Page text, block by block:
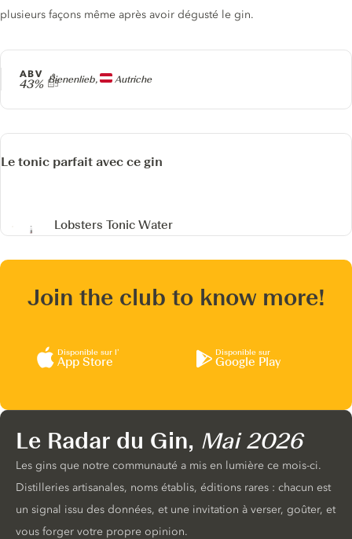
Producteur
Bienenlieb, Autriche
ABV
43%
plusieurs façons même après avoir dégusté le gin.
Le tonic parfait avec ce gin
Lobsters Tonic Water
Join the club to know more!
Disponible sur l’
App Store
Disponible sur
Google Play
Le Radar du Gin, Mai 2026
Les gins que notre communauté a mis en lumière ce mois-ci.
Distilleries artisanales, noms établis, éditions rares : chacun est
un signal issu des données, et une invitation à verser, goûter, et
vous forger votre propre opinion.